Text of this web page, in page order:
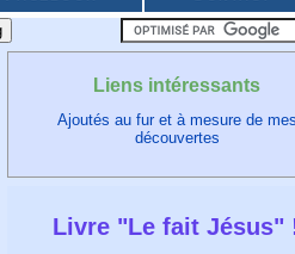
Liens intéressants
Ajoutés au fur et à mesure de mes
découvertes
Livre "Le fait Jésus"